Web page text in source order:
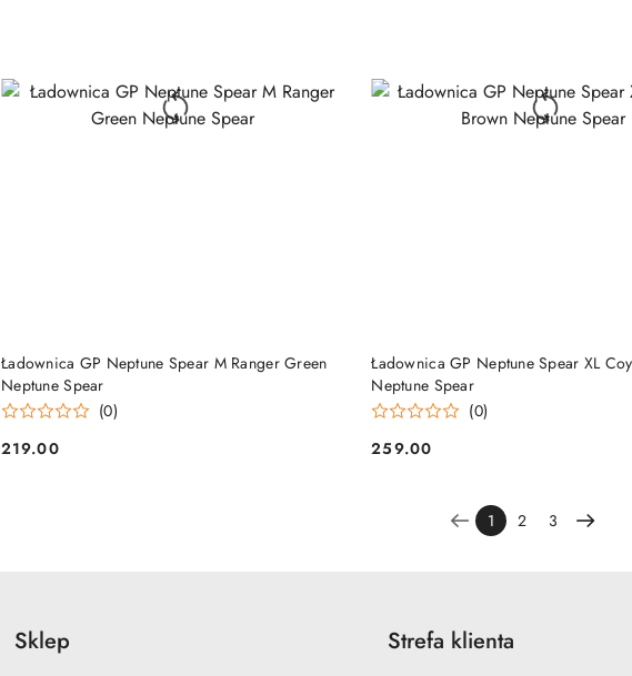
Ładownica GP Neptune Spear M Ranger Green
Neptune Spear
(0)
Cena:
219.00
DO KOSZYKA
Ładownica GP Neptune Spear XL
Neptune Spear
(0)
Cena:
259.00
DO KOSZYKA
1 2 3
Sklep Strefa klienta